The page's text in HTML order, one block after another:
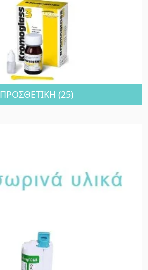
ΠΡΟΣΘΕΤΙΚΗ (25)